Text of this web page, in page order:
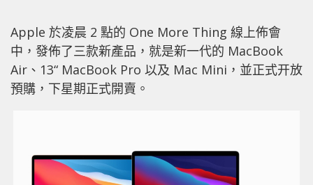
Apple 於凌晨 2 點的 One More Thing 線上佈會
中，發佈了三款新產品，就是新一代的 MacBook
Air、13“ MacBook Pro 以及 Mac Mini，並正式开放
預購，下星期正式開賣。